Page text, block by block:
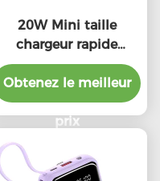
20W Mini taille
chargeur rapide
Banque
d'alimentation
20000mAh Portable
Voyage Power Bank
Obtenez le meilleur
prix